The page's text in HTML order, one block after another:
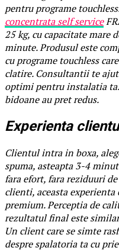
pentru programe
concentrata self service
25 kg, cu capacitate mare
minute. Produsul este
cu programe touchless
clatire. Consultantii te
optimi pentru instalatia
bidoane au pret redus.
Experienta
Clientul intra in boxa,
spuma, asteapta 3-4
fara efort, fara reziduuri
clienti, aceasta
premium. Perceptia de
rezultatul final este
Un client care se simte
despre spalatoria ta cu